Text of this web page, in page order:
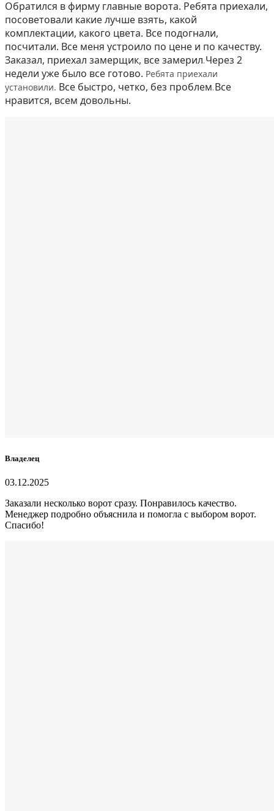
Обратился в фирму главные ворота. Ребята приехали,
посоветовали какие лучше взять, какой
комплектации, какого цвета. Все подогнали,
посчитали. Все меня устроило по цене и по качеству.
Заказал, приехал замерщик, все замерил.Через 2
недели уже было все готово. Ребята приехали
установили. Все быстро, четко, без проблем.Все
нравится, всем довольны.
Владелец
03.12.2025
Заказали несколько ворот сразу. Понравилось качество.
Менеджер подробно объяснила и помогла с выбором ворот.
Спасибо!